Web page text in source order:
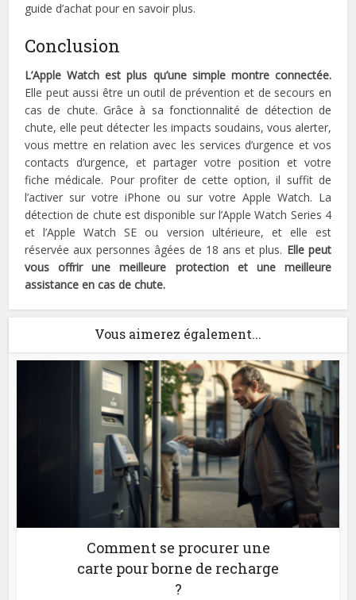
guide d’achat pour en savoir plus.
Conclusion
L’Apple Watch est plus qu’une simple montre connectée.
Elle peut aussi être un outil de prévention et de secours en
cas de chute. Grâce à sa fonctionnalité de détection de
chute, elle peut détecter les impacts soudains, vous alerter,
vous mettre en relation avec les services d’urgence et vos
contacts d’urgence, et partager votre position et votre
fiche médicale. Pour profiter de cette option, il suffit de
l’activer sur votre iPhone ou sur votre Apple Watch. La
détection de chute est disponible sur l’Apple Watch Series 4
et l’Apple Watch SE ou version ultérieure, et elle est
réservée aux personnes âgées de 18 ans et plus. Elle peut
vous offrir une meilleure protection et une meilleure
assistance en cas de chute.
Vous aimerez également...
Comment se procurer une
carte pour borne de recharge
?